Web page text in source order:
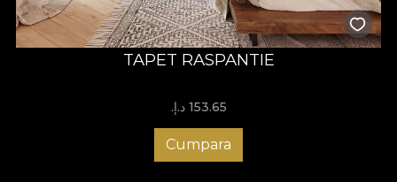
TAPET RASPANTIE
153.65 د.إ.‏
Cumpara